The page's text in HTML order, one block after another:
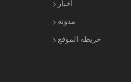
أخبار
مدونة
خريطة الموقع